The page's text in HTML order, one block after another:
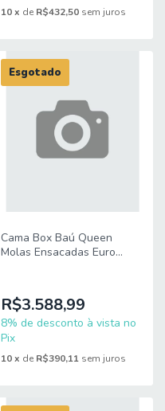
10 x de R$432,50 sem juros
Cama Box Baú Queen
Molas Ensacadas Euro
Suporta até 120 kg por
pessoa
R$3.588,99
8% de desconto à vista no
Pix
Esgotado
10 x de R$390,11 sem juros